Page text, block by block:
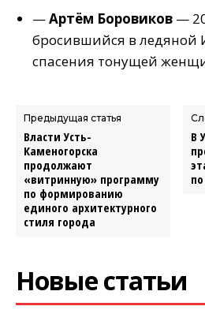
—Артём Боровиков —
бросившийся в
спасения тонущей
Предыдущая статья
Власти Усть-
Каменогорска
продолжают
«витринную» программу
по формированию
единого архитектурного
стиля города
В
Новые статьи